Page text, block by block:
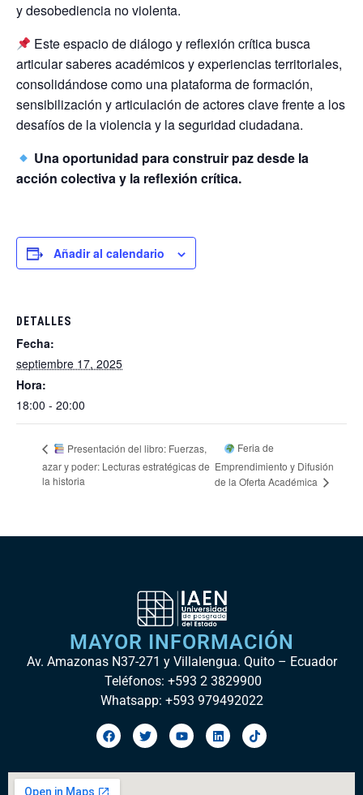
y desobediencia no violenta.
Este espacio de diálogo y reflexión crítica busca
articular saberes académicos y experiencias territoriales,
consolidándose como una plataforma de formación,
sensibilización y articulación de actores clave frente a los
desafíos de la violencia y la seguridad ciudadana.
Una oportunidad para construir paz desde la
acción colectiva y la reflexión crítica.
Añadir al calendario
DETALLES
Fecha:
septiembre 17, 2025
Hora:
18:00 - 20:00
Presentación del libro: Fuerzas,
azar y poder: Lecturas estratégicas de
la historia
Feria de
Emprendimiento y Difusión
de la Oferta Académica
MAYOR INFORMACIÓN
Av. Amazonas N37-271 y Villalengua. Quito – Ecuador
Teléfonos: +593 2 3829900
Whatsapp: +593 979492022